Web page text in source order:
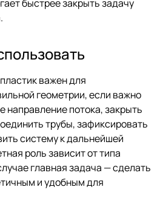
быстрее закрыть задачу
важен для
геометрии, если важно
направление потока, закрыть
трубы, зафиксировать
систему к дальнейшей
роль зависит от типа
главная задача — сделать
и удобным для